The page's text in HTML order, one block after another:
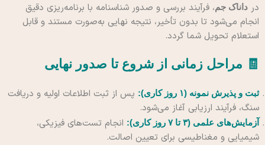
در داناک جم، فرآیند بررسی و صدور شناسنامه با برنامه‌ریزی دقیق
انجام می‌شود تا بدون تأخیر، نتیجه نهایی به‌صورت مستند و قابل
استعلام تحویل شما گردد.
🧾 مراحل زمانی از شروع تا صدور نهایی
ثبت و پذیرش نمونه (۱ روز کاری):
پس از ثبت اطلاعات اولیه و دریافت
سنگ، فرآیند ارزیابی آغاز می‌شود.
آزمایش‌های علمی (۳ تا ۷ روز کاری):
انجام تست‌های فیزیکی،
شیمیایی و مغناطیسی برای تعیین اصالت.